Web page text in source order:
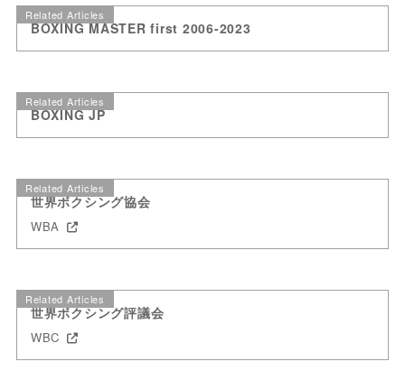
Related Articles
BOXING MASTER first 2006-2023
Related Articles
BOXING JP
Related Articles
世界ボクシング協会
WBA
Related Articles
世界ボクシング評議会
WBC